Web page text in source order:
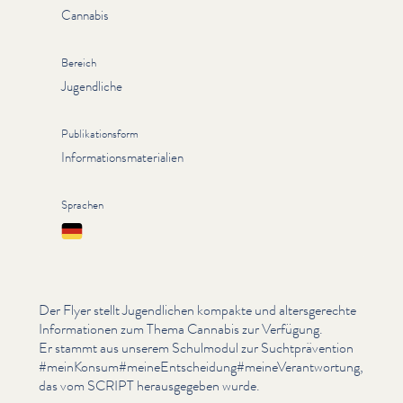
Cannabis
Bereich
Jugendliche
Publikationsform
Informationsmaterialien
Sprachen
Deutsch
Der Flyer stellt Jugendlichen kompakte und alters­gerechte
Infor­ma­tio­nen zum Thema Cannabis zur Verfügung.
Er stammt aus unserem Schulmodul zur Sucht­präven­tion
#meinKonsum#meineEntscheidung#meineVerantwortung,
das vom SCRIPT her­aus­gegeben wurde.